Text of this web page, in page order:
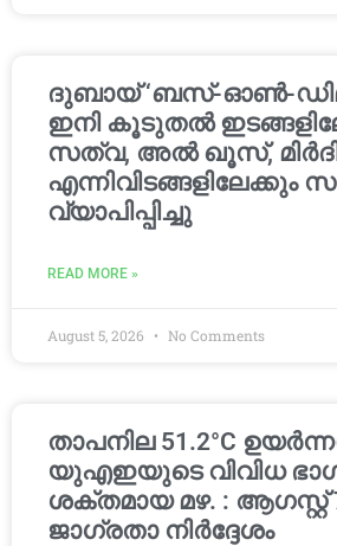
ദുബായ് ‘ബസ്-ഓൺ-
ഇനി കൂടുതൽ
സത്വ, അൽ ഖൂസ്,
എന്നിവിടങ്ങളിലേക്കും
വ്യാപിപ്പിച്ചു
READ MORE »
August 5, 2026 No Comments
താപനില 51.2°C
യുഎഇയുടെ വിവിധ
ശക്തമായ മഴ. : ആഗസ്റ്റ്
ജാഗ്രതാ നിർദ്ദേശം